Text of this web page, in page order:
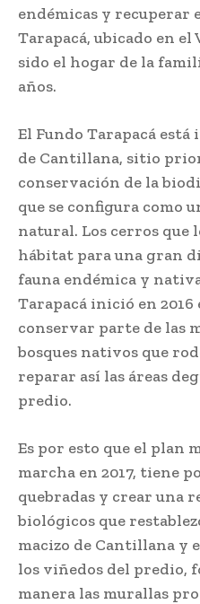
endémicas y recuperar
Tarapacá, ubicado en el
sido el hogar de la
años.
El Fundo Tarapacá
de Cantillana, sitio
conservación de la
que se configura como
natural. Los cerros que
hábitat para una gran
fauna endémica y
Tarapacá inició en
conservar parte de las
bosques nativos que
reparar así las áreas
predio.
Es por esto que el plan
marcha en 2017, tiene
quebradas y crear una
biológicos que
macizo de Cantillana y
los viñedos del predio,
manera las murallas